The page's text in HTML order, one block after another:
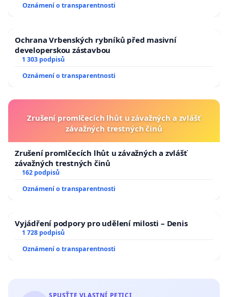
republiky
Oznámení o transparentnosti
Ochrana Vrbenských rybníků před masivní
developerskou zástavbou
1 303 podpisů
Oznámení o transparentnosti
Zrušení promlčecích lhůt u závažných a zvlášť
závažných trestných činů
Zrušení promlčecích lhůt u závažných a zvlášť
závažných trestných činů
162 podpisů
Oznámení o transparentnosti
Vyjádření podpory pro udělení milosti – Denis
1 728 podpisů
Oznámení o transparentnosti
SPUSŤTE VLASTNÍ PETICI